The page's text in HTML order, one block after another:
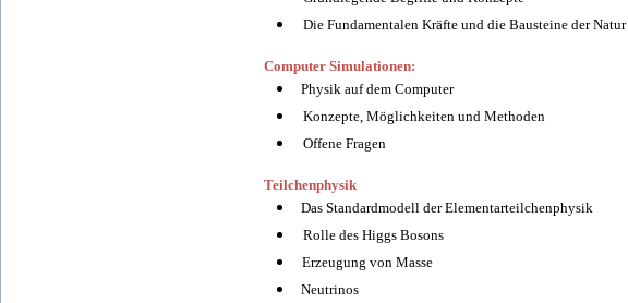
Die Fundamentalen Kräfte und die Bausteine der Natur
Computer Simulationen:
Physik auf dem Computer
Konzepte, Möglichkeiten und Methoden
Offene Fragen
Teilchenphysik
Das Standardmodell der Elementarteilchenphysik
Rolle des Higgs Bosons
Erzeugung von Masse
Neutrinos